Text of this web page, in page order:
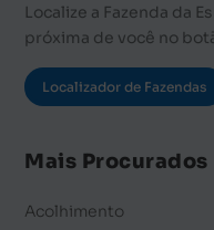
Localize a Fazenda da
próxima de você no
Localizador de Fazendas
Mais Procurados
Acolhimento